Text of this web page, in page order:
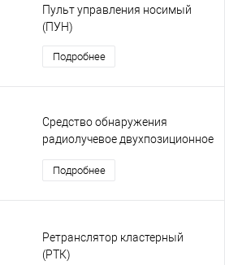
Пульт управления носимый
(ПУН)
Подробнее
Средство обнаружения
радиолучевое двухпозиционное
Подробнее
Ретранслятор кластерный
(РТК)